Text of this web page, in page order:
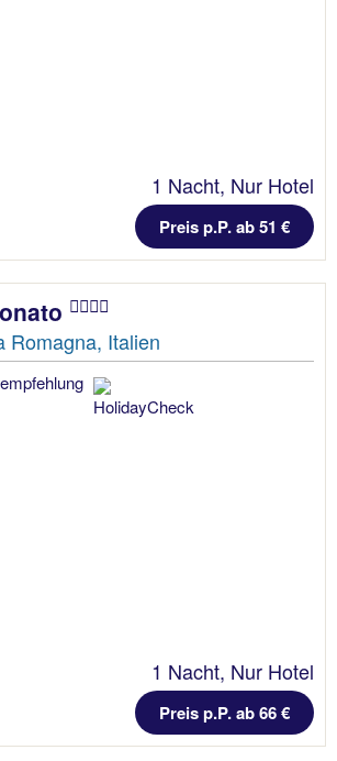
1 Nacht, Nur Hotel
Preis p.P. ab 51 €
Romagna, Italien
1 Nacht, Nur Hotel
Preis p.P. ab 66 €